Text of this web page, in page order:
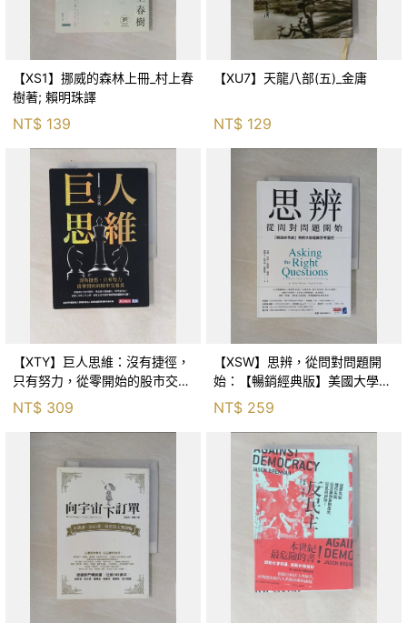
【XS1】挪威的森林上冊_村上春
樹著; 賴明珠譯
NT$ 139
【XU7】天龍八部(五)_金庸
NT$ 129
【XTY】巨人思維：沒有捷徑，
只有努力，從零開始的股市交易
員_巨人傑
NT$ 309
【XSW】思辨，從問對問題開
始：【暢銷經典版】美國大學邏
輯思考聖經_尼爾．布朗, 史都
華．基里, 羅耀宗, 蔡宏明, 黃賓
NT$ 259